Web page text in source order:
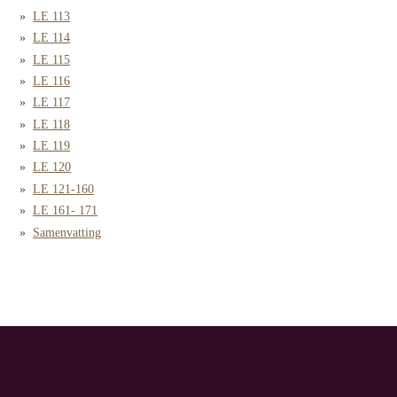
LE 113
LE 114
LE 115
LE 116
LE 117
LE 118
LE 119
LE 120
LE 121-160
LE 161- 171
Samenvatting